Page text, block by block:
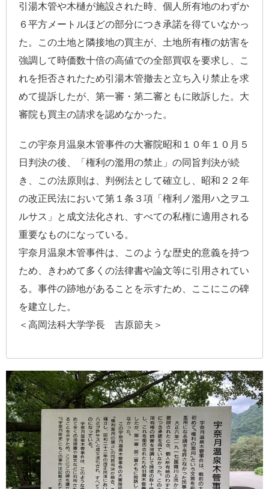
引湯木管や木樋が施設された時、個人所有地のわずか
６平方メートルほどの部分につき承諾を得ていなかっ
た。この土地と隣接地の買主が、土地所有権の妨害を
強調して時価数十倍の高値での全部買収を要求し、こ
れを拒否されたため引湯木管撤去と立ち入り禁止を求
めて提訴したが、第一審・第二審ともに敗訴した。大
審院も買主の請求を認めなかった。
この宇奈月温泉木管事件の大審院昭和１０年１０月５
日判決の後、「権利の濫用の禁止」の同旨判決が続
き、この法原則は、判例法として確立し、昭和２２年
の改正民法において第１条３項「権利ノ濫用ハ之ヲユ
ルサス」と成文法化され、すべての私権に適用される
重要なものになっている。
宇奈月温泉木管事件は、このような歴史的意義を持つ
ため、きわめて多くの法律書や論文等に引用されてい
る。事件の跡地があることを示すため、ここにこの碑
を建立した。
＜高岡法科大学学長 吉原節夫＞